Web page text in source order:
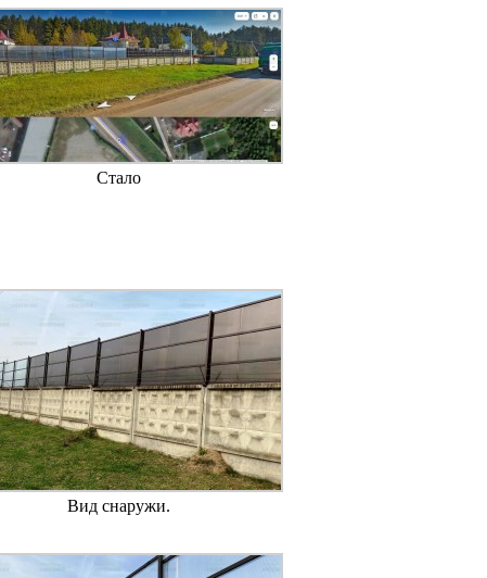
Стало
Вид снаружи.